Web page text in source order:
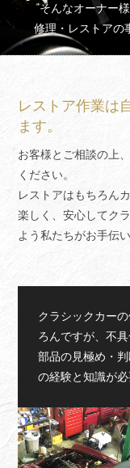
買取査定
修理
会社概要
採用情報
そんなオーナー
修理・レストアの
レストア作業は
ます。
お客様とご相談の上
ください。
レストアはもちろん
楽しく、安心してク
よう私たちがお手伝
クラシックカー
ろんですが、不
部品の見極め・
の経験と知識が必